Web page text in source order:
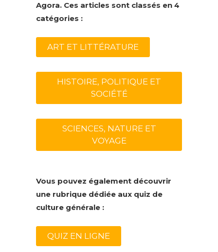
Agora. Ces articles sont classés en 4
catégories :
ART ET LITTÉRATURE
HISTOIRE, POLITIQUE ET
SOCIÉTÉ
SCIENCES, NATURE ET
VOYAGE
Vous pouvez également découvrir
une rubrique dédiée aux quiz de
culture générale :
QUIZ EN LIGNE